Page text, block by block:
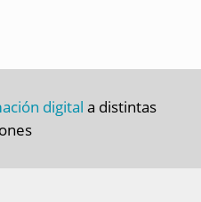
digital a distintas